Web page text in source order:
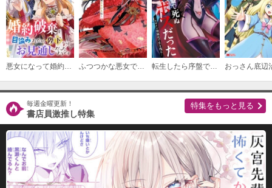
悪女になって婚約破棄を目論みましたが、陛下にはお見通しだったようです ふつつかな悪女ではございますが ～雛宮蝶鼠とりかえ伝～ 転生したら序盤で死ぬ中ボスだった－ヒロイン眷属化で生き残る－
毎週金曜更新！
書店員激推し特集
特集をもっと見る